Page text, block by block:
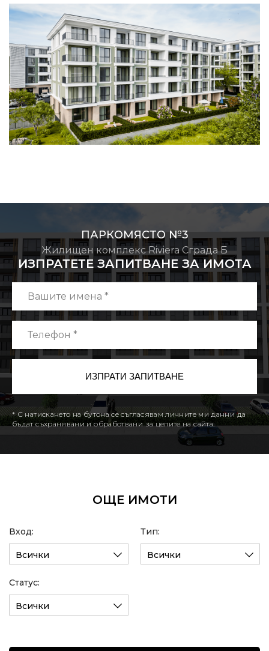
ПАРКОМЯСТО №3
Жилищен комплекс Riviera Сграда Б
ИЗПРАТЕТЕ ЗАПИТВАНЕ ЗА ИМОТА
* С натискането на бутона се съгласявам личните ми данни да
бъдат съхранявани и обработвани за целите на сайта.
ОЩЕ ИМОТИ
Вход:
Всички
Тип:
Всички
Статус:
Всички